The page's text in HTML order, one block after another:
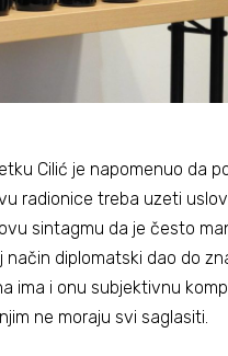
Cilić je napomenuo da
radionice treba uzeti
sintagmu da je često
način diplomatski dao do
ima i onu subjektivnu
ne moraju svi saglasiti.